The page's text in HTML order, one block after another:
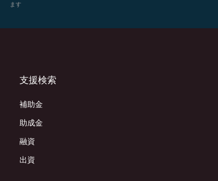
ます
支援検索
補助金
助成金
融資
出資